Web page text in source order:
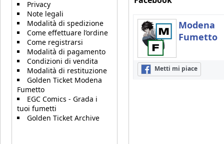
Privacy
Note legali
Modalità di spedizione
Come effettuare l’ordine
Come registrarsi
Modalità di pagamento
Condizioni di vendita
Modalità di restituzione
Golden Ticket Modena
Fumetto
EGC Comics - Grada i
tuoi fumetti
Golden Ticket Archive
Modena
Fumetto
Metti mi piace